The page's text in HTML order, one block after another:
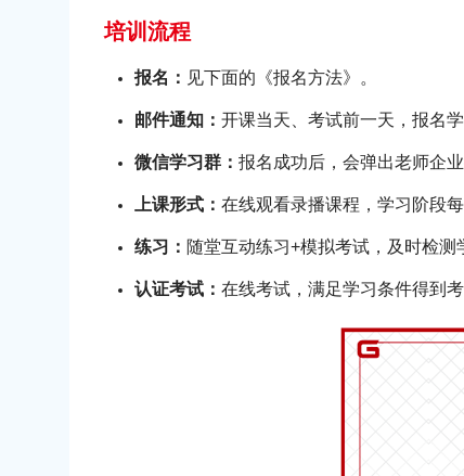
培训流程
报名： 见下面的《报名方法》。
邮件通知： 开课当天、考试前一天，报名
微信学习群： 报名成功后，会弹出老师企
上课形式： 在线观看录播课程，学习阶段
练习： 随堂互动练习+模拟考试，及时检测
认证考试： 在线考试，满足学习条件得到